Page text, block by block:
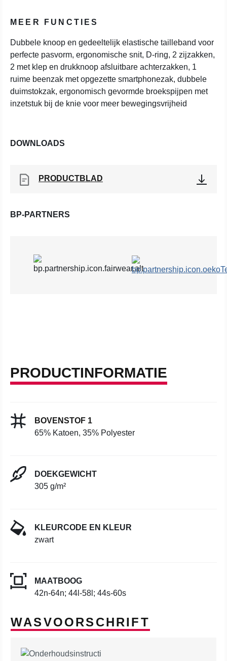
MEER FUNCTIES
Dubbele knoop en gedeeltelijk elastische tailleband voor
perfecte pasvorm, ergonomische snit, D-ring, 2 zijzakken,
2 met klep en drukknoop afsluitbare achterzakken, 1
ruime beenzak met opgezette smartphonezak, dubbele
duimstokzak, ergonomisch gevormde broekspijpen met
inzetstuk bij de knie voor meer bewegingsvrijheid
DOWNLOADS
PRODUCTBLAD
BP-PARTNERS
PRODUCTINFORMATIE
BOVENSTOF 1
65% Katoen, 35% Polyester
DOEKGEWICHT
305 g/m²
KLEURCODE EN KLEUR
zwart
MAATBOOG
42n-64n; 44l-58l; 44s-60s
WASVOORSCHRIFT